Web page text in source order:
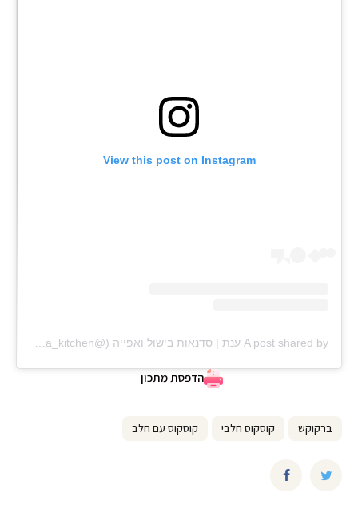
View this post on Instagram
A post shared by ענת | סדנאות בישול ואפייה (@anat_elisha_kitchen)
הדפסת מתכון
ברקוקש קוסקוס חלבי קוסקוס עם חלב